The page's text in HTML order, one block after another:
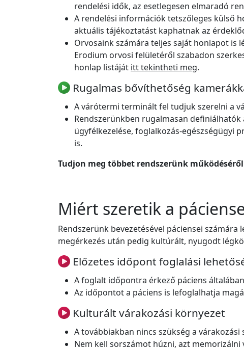
rendelési idők, az esetlegesen elmaradó
A rendelési információk tetszőleges külső
aktuális tájékoztatást kaphatnak az
Orvosaink számára teljes saját honlapot
Erodium orvosi felületéről szabadon
honlap listáját itt tekintheti meg.
Rugalmas bővíthetőség
A várótermi terminált fel tudjuk szerelni a
Rendszerünkben rugalmasan
ügyfélkezelése, foglalkozás-egészségügyi
is.
Tudjon meg többet rendszerünk működéséről
Miért szeretik a
Rendszerünk bevezetésével páciensei
megérkezés után pedig kultúrált, nyugodt
Előzetes időpont foglalási
A foglalt időpontra érkező páciens
Az időpontot a páciens is lefoglalhatja
Kulturált várakozási környezet
A továbbiakban nincs szükség a
Nem kell sorszámot húzni, azt memorizálni